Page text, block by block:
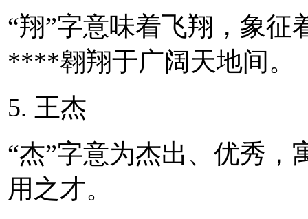
“翔”字意味着飞翔，象
****翱翔于广阔天地间。
5. 王杰
“杰”字意为杰出、优秀
用之才。